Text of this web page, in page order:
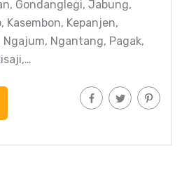
Gondanglegi, Jabung,
Kasembon, Kepanjen,
Ngantang, Pagak,